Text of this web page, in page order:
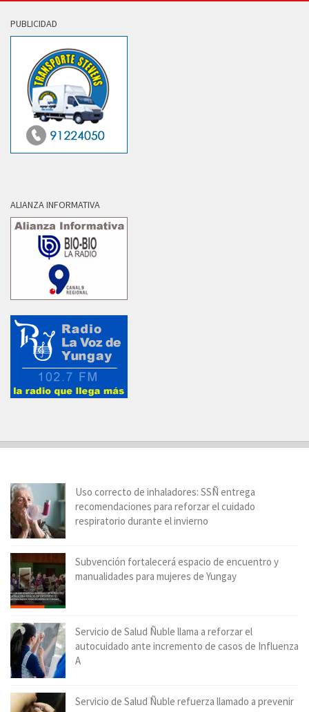
PUBLICIDAD
ALIANZA INFORMATIVA
Uso correcto de inhaladores: SSÑ entrega
recomendaciones para reforzar el cuidado
respiratorio durante el invierno
Subvención fortalecerá espacio de encuentro y
manualidades para mujeres de Yungay
Servicio de Salud Ñuble llama a reforzar el
autocuidado ante incremento de casos de Influenza
A
Servicio de Salud Ñuble refuerza llamado a prevenir